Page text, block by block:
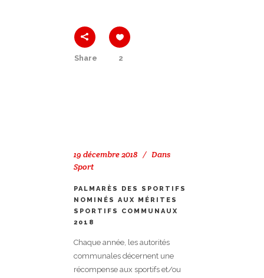
Share 2
19 décembre 2018
Dans
Sport
PALMARÈS DES SPORTIFS
NOMINÉS AUX MÉRITES
SPORTIFS COMMUNAUX
2018
Chaque année, les autorités
communales décernent une
récompense aux sportifs et/ou